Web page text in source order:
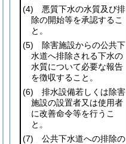
(4) 悪質下水の水質及び排
除の開始等を承認するこ
と。
(5) 除害施設からの公共下
水道へ排除される下水の
水質について必要な報告
を徴収すること。
(6) 排水設備若しくは除害
施設の設置者又は使用者
に改善命令等を行うこ
と。
(7) 公共下水道への排除の